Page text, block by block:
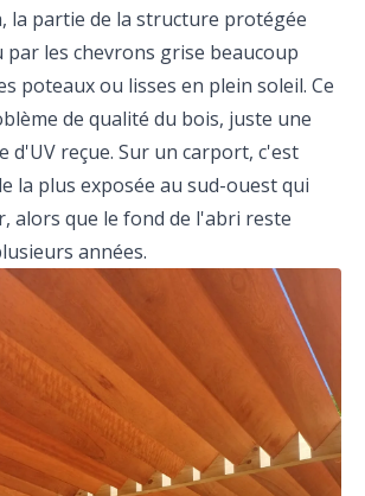
la partie de la structure protégée
les chevrons grise beaucoup
poteaux ou lisses en plein soleil. Ce
de qualité du bois, juste une
d'UV reçue. Sur un carport, c'est
la plus exposée au sud-ouest qui
alors que le fond de l'abri reste
années.